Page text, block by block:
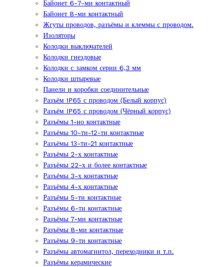
Байонет 6-7-ми контактный
Байонет 8-ми контактный
Жгуты проводов, разъёмы и клеммы с проводом.
Изоляторы
Колодки выключателей
Колодки гнездовые
Колодки с замком серии 6,3 мм
Колодки штыревые
Панели и коробки соединительные
Разъём IP65 с проводом (Белый корпус)
Разъём IP65 с проводом (Чёрный корпус)
Разъёмы 1-но контактные
Разъёмы 10-ти-12-ти контактные
Разъёмы 13-ти-21 контактные
Разъёмы 2-х контактные
Разъёмы 22-х и более контактные
Разъёмы 3-х контактные
Разъёмы 4-х контактные
Разъёмы 5-ти контактные
Разъёмы 6-ти контактные
Разъёмы 7-ми контактные
Разъёмы 8-ми контактные
Разъёмы 9-ти контактные
Разъёмы автомагнитол, переходники и т.п.
Разъёмы керамические